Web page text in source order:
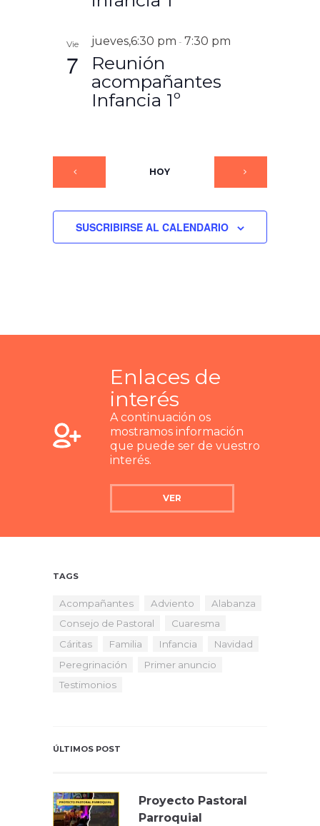
Vie
7
Reunión
acompañantes
Infancia 1º
jueves,6:30 pm - 7:30 pm
HOY
SUSCRIBIRSE AL CALENDARIO
Enlaces de
interés
A continuación os
mostramos información
que puede ser de vuestro
interés.
VER
TAGS
Acompañantes Adviento
Alabanza
Consejo de Pastoral
Cuaresma
Cáritas
Familia Infancia
Navidad
Peregrinación
Primer anuncio
Testimonios
ÚLTIMOS POST
Proyecto Pastoral
Parroquial